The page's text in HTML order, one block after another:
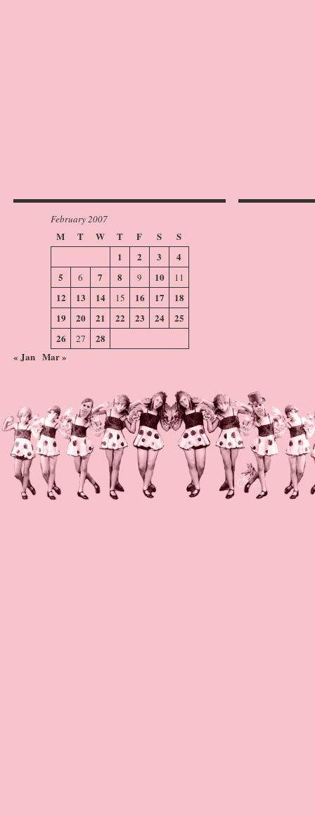
February 2007
M T W T F S
S
1
2 3
4
5
6 7 8 9 10 11
12 13 14 15 16 17
18
19
20 21 22 23 24
25
26
27
28
« Jan Mar »